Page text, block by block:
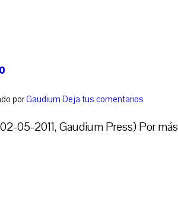
porGaudium Deja tus comentarios
05-2011, Gaudium Press) Por